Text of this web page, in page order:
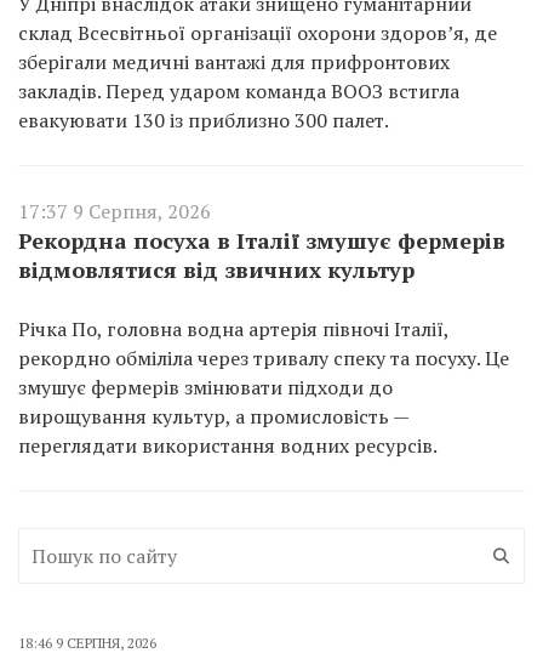
склад Всесвітньої організації охорони здоров’я, де
зберігали медичні вантажі для прифронтових
закладів. Перед ударом команда ВООЗ встигла
евакуювати 130 із приблизно 300 палет.
17:37 9 Серпня, 2026
Рекордна посуха в Італії змушує фермерів
відмовлятися від звичних культур
Річка По, головна водна артерія півночі Італії,
рекордно обміліла через тривалу спеку та посуху. Це
змушує фермерів змінювати підходи до
вирощування культур, а промисловість —
переглядати використання водних ресурсів.
18:46 9 СЕРПНЯ, 2026